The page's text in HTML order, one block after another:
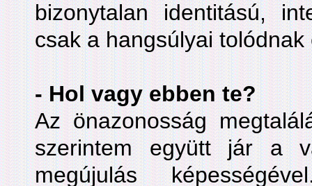
bizonytalan identitású,
csak a hangsúlyai tolódnak
- Hol vagy ebben te?
Az önazonosság
szerintem együtt jár a
megújulás